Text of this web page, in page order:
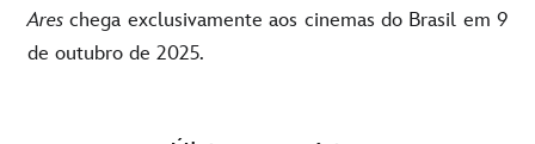
Areschega exclusivamente aos cinemas do Brasil em 9
de outubro de 2025.